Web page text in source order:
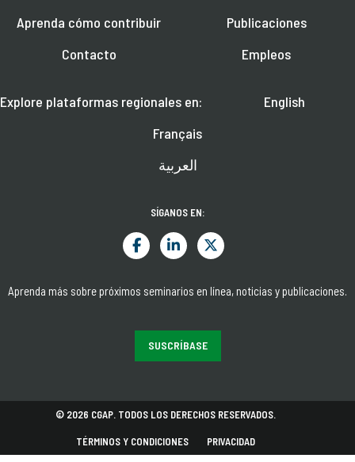
Aprenda cómo contribuir
Contacto
Publicaciones
Empleos
Explore plataformas regionales en:
English
Français
العربية
SÍGANOS EN:
Aprenda más sobre próximos seminarios en línea, noticias y publicaciones.
SUSCRÍBASE
© 2026 CGAP. TODOS LOS DERECHOS RESERVADOS.
TÉRMINOS Y CONDICIONES PRIVACIDAD